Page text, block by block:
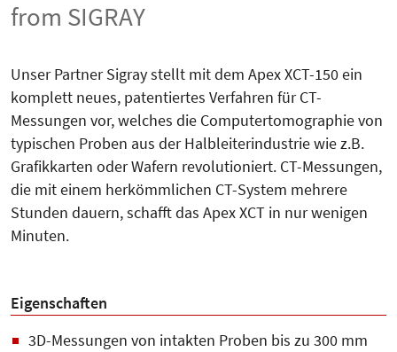
from SIGRAY
Unser Partner Sigray stellt mit dem Apex XCT-150 ein
komplett neues, patentiertes Verfahren für CT-
Messungen vor, welches die Computertomographie von
typischen Proben aus der Halbleiterindustrie wie z.B.
Grafikkarten oder Wafern revolutioniert. CT-Messungen,
die mit einem herkömmlichen CT-System mehrere
Stunden dauern, schafft das Apex XCT in nur wenigen
Minuten.
Eigenschaften
3D-Messungen von intakten Proben bis zu 300 mm